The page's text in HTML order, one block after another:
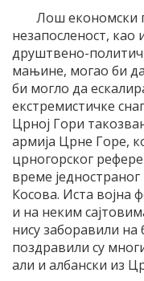
Лош економски
незапосленост,
друштвено-
мањине, могао би
би могло да
екстремистичке
Црној Гори
армија Црне Горе,
црногорског
време
Косова. Иста војна
и на неким
нису заборавили
поздравили су
али и албански из